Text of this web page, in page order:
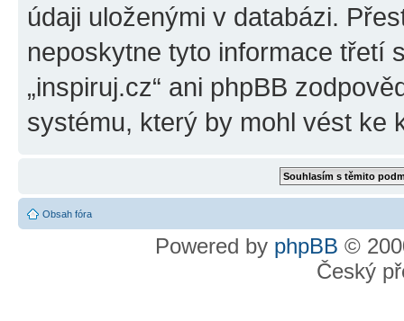
údaji uloženými v databázi.
neposkytne tyto informace třetí
„inspiruj.cz“ ani phpBB
systému, který by mohl vést ke
Obsah fóra
Powered by phpBB ©
Český